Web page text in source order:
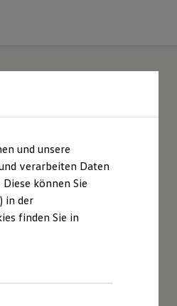
und unsere
verarbeiten Daten
können Sie
in der
finden Sie in